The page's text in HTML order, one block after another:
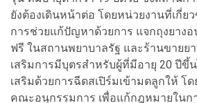
ยังต้องเดินหน้าต่อ โดยหน่วยงานที่เกี่ย
การช่วยแก้ปัญหาด้วยการ แจกถุงยาง
ฟรี ในสถานพยาบาลรัฐ และร้านขายย
เสริมการมีบุตรสำหรับผู้ที่มีอายุ 20 ปีขึ้
เสริมด้วยการฉีดสเปิร์มเข้ามดลูกให้ โ
คณะอนุกรรมการ เพื่อแก้กฎหมายใน